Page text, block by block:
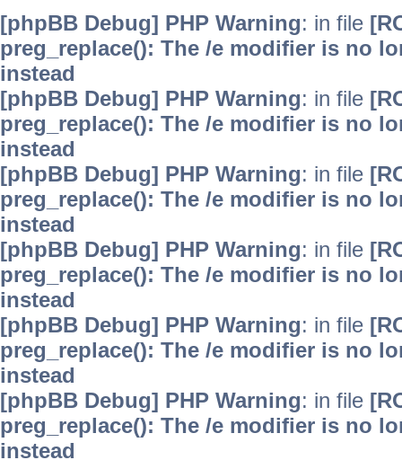
[phpBB Debug] PHP Warning: in file
preg_replace(): The /e modifier is no
instead
[phpBB Debug] PHP Warning: in file
preg_replace(): The /e modifier is no
instead
[phpBB Debug] PHP Warning: in file
preg_replace(): The /e modifier is no
instead
[phpBB Debug] PHP Warning: in file
preg_replace(): The /e modifier is no
instead
[phpBB Debug] PHP Warning: in file
preg_replace(): The /e modifier is no
instead
[phpBB Debug] PHP Warning: in file
preg_replace(): The /e modifier is no
instead